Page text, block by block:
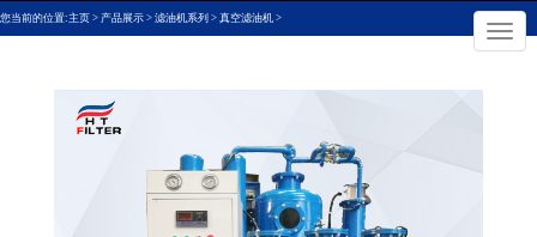
切
换
导
×
您当前的位置:主页 > 产品展示 > 滤油机系列 > 真空滤油机 >